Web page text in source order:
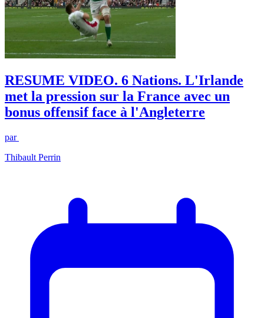
RESUME VIDEO. 6 Nations. L'Irlande
met la pression sur la France avec un
bonus offensif face à l'Angleterre
par
Thibault Perrin